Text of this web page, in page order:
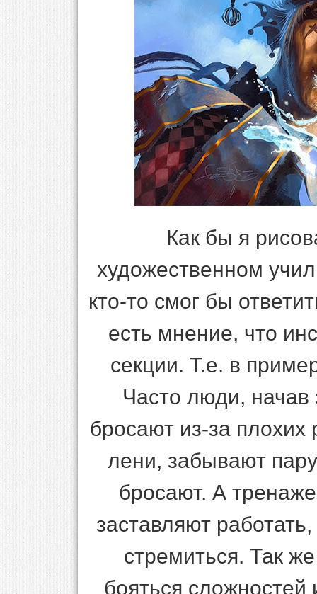
Как бы я
художественном
кто-то смог бы
есть мнение, что
секции. Т.е. в
Часто люди,
бросают из-за плохих
лени, забывают
бросают. А
заставляют
стремиться. Так
бояться